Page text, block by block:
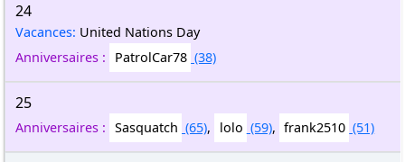
24
Vacances: United Nations Day
Anniversaires :
PatrolCar78 (38)
25
Anniversaires : Sasquatch (65), lolo (59), frank2510 (51)